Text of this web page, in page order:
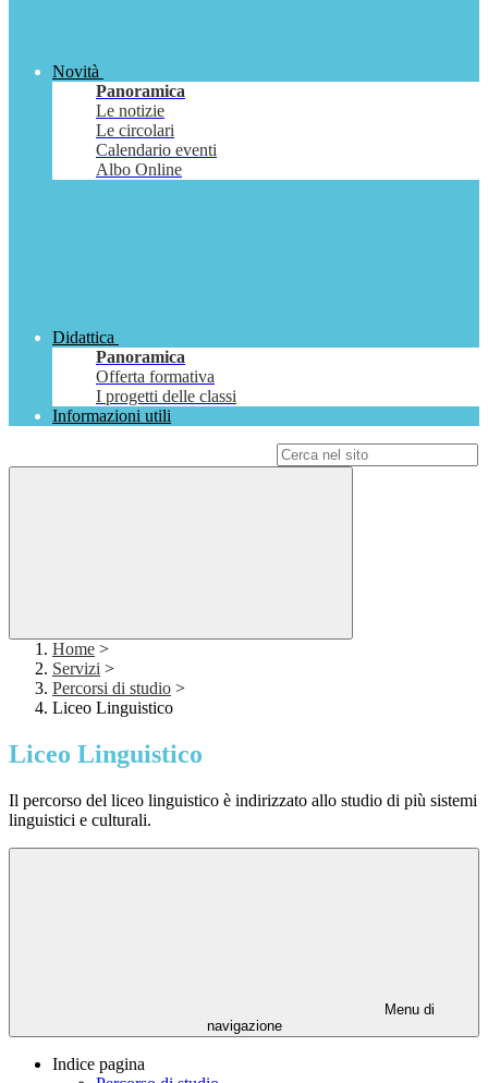
Novità
Panoramica
Le notizie
Le circolari
Calendario eventi
Albo Online
Didattica
Panoramica
Offerta formativa
I progetti delle classi
Informazioni utili
Home >
Servizi >
Percorsi di studio >
Liceo Linguistico
Liceo Linguistico
Il percorso del liceo linguistico è indirizzato allo studio di più sistemi
linguistici e culturali.
Menu di
navigazione
Indice pagina